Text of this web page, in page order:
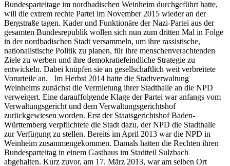
Bundesparteitage im nordbadischen Weinheim durchgeführt hatte,
will die extrem rechte Partei im November 2015 wieder an der
Bergstraße tagen. Kader und Funktionäre der Nazi-Partei aus der
gesamten Bundesrepublik wollen sich nun zum dritten Mal in Folge
in der nordbadischen Stadt versammeln, um ihre rassistische,
nationalistische Politik zu planen, für ihre menschenverachtenden
Ziele zu werben und ihre demokratiefeindliche Strategie zu
entwickeln. Dabei knüpfen sie an gesellschaftlich weit verbreitete
Vorurteile an. Im Herbst 2014 hatte die Stadtverwaltung
Weinheims zunächst die Vermietung ihrer Stadthalle an die NPD
verweigert. Eine darauffolgende Klage der Partei war anfangs vom
Verwaltungsgericht und dem Verwaltungsgerichtshof
zurückgewiesen worden. Erst der Staatsgerichtshof Baden-
Württemberg verpflichtete die Stadt dazu, der NPD die Stadthalle
zur Verfügung zu stellen. Bereits im April 2013 war die NPD in
Weinheim zusammengekommen. Damals hatten die Rechten ihren
Bundesparteitag in einem Gasthaus im Stadtteil Sulzbach
abgehalten. Kurz zuvor, am 17. März 2013, war am selben Ort